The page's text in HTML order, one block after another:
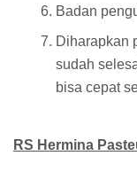
Badan
Diharapkan
sudah
bisa cepat
RS Hermina